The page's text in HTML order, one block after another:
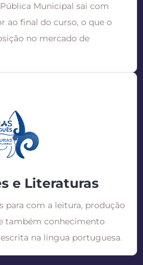
Municipal sai com
ao final do curso, o que o
no mercado de
e Literaturas
para com a leitura, produção
também conhecimento
na língua portuguesa.